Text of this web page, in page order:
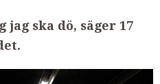
jag ska dö, säger 17